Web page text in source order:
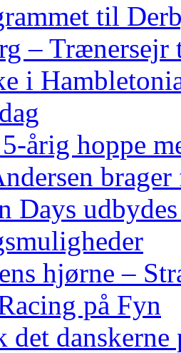
til
– Trænersejr
i
hoppe
brager
Days
hjørne –
på Fyn
det